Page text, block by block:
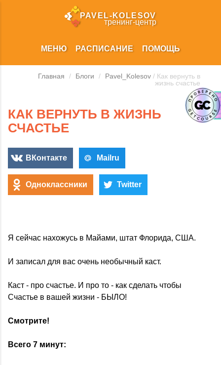
PAVEL‑KOLESOV
тренинг‑центр
МЕНЮ РАСПИСАНИЕ ПОМОЩЬ
Главная / Блоги / Pavel_Kolesov / Как вернуть в
жизнь счастье
КАК ВЕРНУТЬ В ЖИЗНЬ
СЧАСТЬЕ
ВКонтакте Mailru
Одноклассники Twitter
Я сейчас нахожусь в Майами, штат Флорида, США.
И записал для вас очень необычный каст.
Каст - про счастье. И про то - как сделать чтобы
Счастье в вашей жизни - БЫЛО!
Смотрите!
Всего 7 минут: